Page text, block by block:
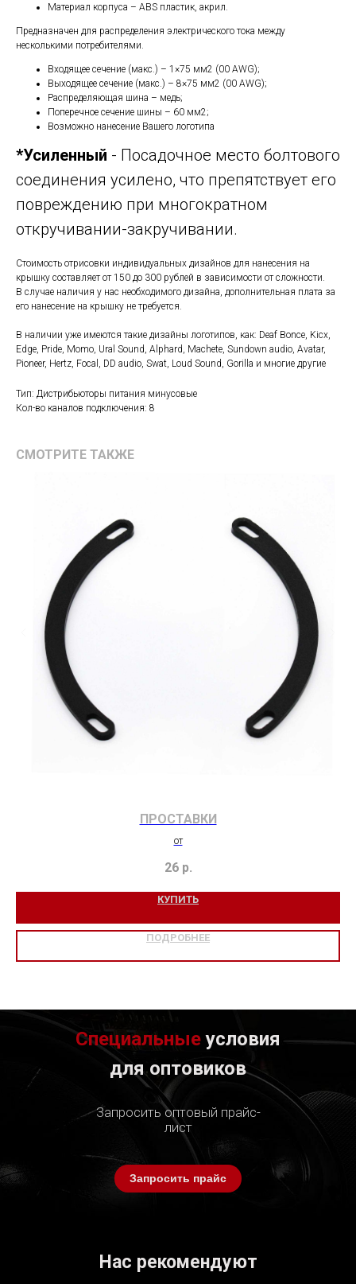
Материал корпуса – ABS пластик, акрил.
Предназначен для распределения электрического тока между
несколькими потребителями.
Входящее сечение (макс.) – 1×75 мм2 (00 AWG);
Выходящее сечение (макс.) – 8×75 мм2 (00 AWG);
Распределяющая шина – медь;
Поперечное сечение шины – 60 мм2;
Возможно нанесение Вашего логотипа
*Усиленный - Посадочное место болтового
соединения усилено, что препятствует его
повреждению при многократном
откручивании-закручивании.
Стоимость отрисовки индивидуальных дизайнов для нанесения на
крышку составляет от 150 до 300 рублей в зависимости от сложности.
В случае наличия у нас необходимого дизайна, дополнительная плата за
его нанесение на крышку не требуется.
В наличии уже имеются такие дизайны логотипов, как: Deaf Bonce, Kicx,
Edge, Pride, Momo, Ural Sound, Alphard, Machete, Sundown audio, Avatar,
Pioneer, Hertz, Focal, DD audio, Swat, Loud Sound, Gorilla и многие другие
Тип: Дистрибьюторы питания минусовые
Кол-во каналов подключения: 8
СМОТРИТЕ ТАКЖЕ
ПРОСТАВКИ
от
26 р.
КУПИТЬ
ПОДРОБНЕЕ
Специальныеусловия
для оптовиков
Запросить оптовый прайс-
лист
Запросить прайс
Нас рекомендуют